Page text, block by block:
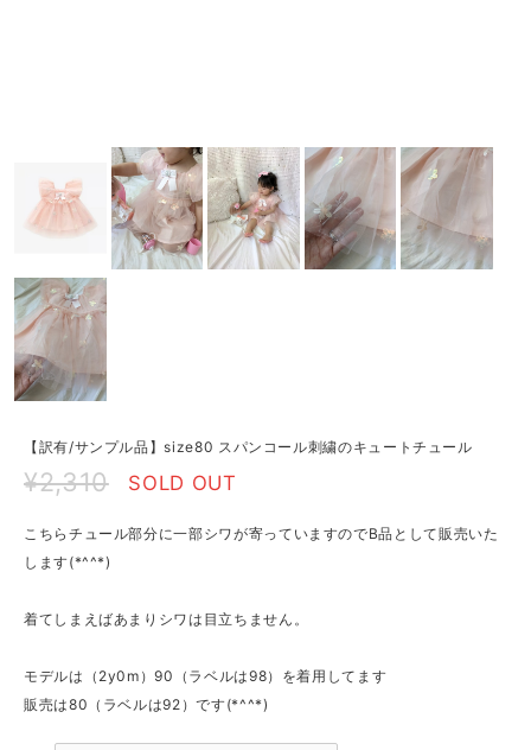
【訳有/サンプル品】size80 スパンコール刺繍のキュートチュール
¥2,310 SOLD OUT
こちらチュール部分に一部シワが寄っていますのでB品として販売いた
します(*^^*)
着てしまえばあまりシワは目立ちません。
モデルは（2y0m）90（ラベルは98）を着用してます
販売は80（ラベルは92）です(*^^*)